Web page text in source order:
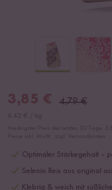
3,85 € 4,79€
Optimaler Stärkegehalt –
Selenio Reis aus original
Klebrig & weich mit